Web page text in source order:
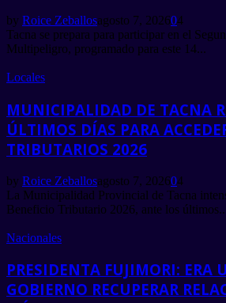
by Roice Zeballosagosto 7, 202604
Tacna se prepara para participar en el
Multipeligro, programado para este 14...
Locales
MUNICIPALIDAD DE TACNA
ÚLTIMOS DÍAS PARA
TRIBUTARIOS 2026
by Roice Zeballosagosto 7, 202604
La Municipalidad Provincial de Tacna
Beneficio Tributario 2026, ante los
Nacionales
PRESIDENTA FUJIMORI: ERA
GOBIERNO RECUPERAR